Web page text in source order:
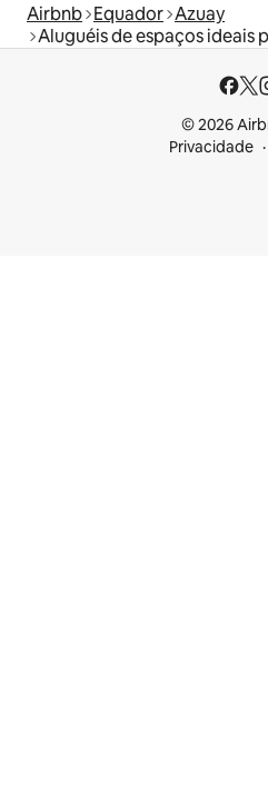
Airbnb Equador Azuay
Aluguéis de espaços ideais
© 2026
Privacidade